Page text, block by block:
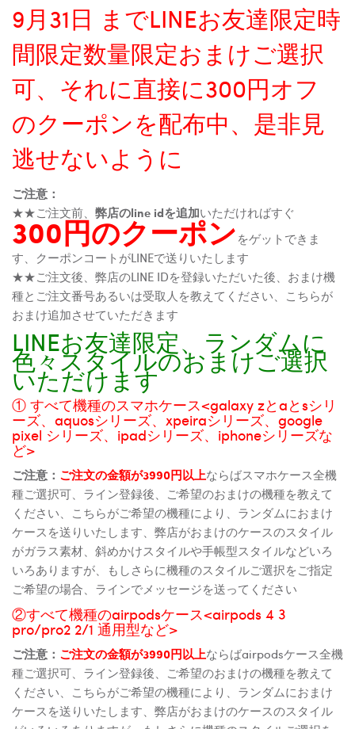
9月31日 までLINEお友達限定時
間限定数量限定おまけご選択
可、それに直接に300円オフ
のクーポンを配布中、是非見
逃せないように
ご注意：
★★ご注文前、 弊店のline idを追加いただければすぐ
300円のクーポンをゲットできま
す、クーポンコートがLINEで送りいたします
★★ご注文後、弊店のLINE IDを登録いただいた後、おまけ機
種とご注文番号あるいは受取人を教えてください、こちらが
おまけ追加させていただきます
LINEお友達限定、ランダムに
色々スタイルのおまけご選択
いただけます
① すべて機種のスマホケース<galaxy zとaとsシリ
ーズ、aquosシリーズ、xpeiraシリーズ、google
pixel シリーズ、ipadシリーズ、iphoneシリーズな
ど>
ご注意： ご注文の金額が3990円以上ならばスマホケース全機
種ご選択可、ライン登録後、ご希望のおまけの機種を教えて
ください、こちらがご希望の機種により、ランダムにおまけ
ケースを送りいたします、弊店がおまけのケースのスタイル
がガラス素材、斜めかけスタイルや手帳型スタイルなどいろ
いろありますが、もしさらに機種のスタイルご選択をご指定
ご希望の場合、ラインでメッセージを送ってください
②すべて機種のairpodsケース<airpods 4 3
pro/pro2 2/1 通用型など>
ご注意： ご注文の金額が3990円以上ならばairpodsケース全機
種ご選択可、ライン登録後、ご希望のおまけの機種を教えて
ください、こちらがご希望の機種により、ランダムにおまけ
ケースを送りいたします、弊店がおまけのケースのスタイル